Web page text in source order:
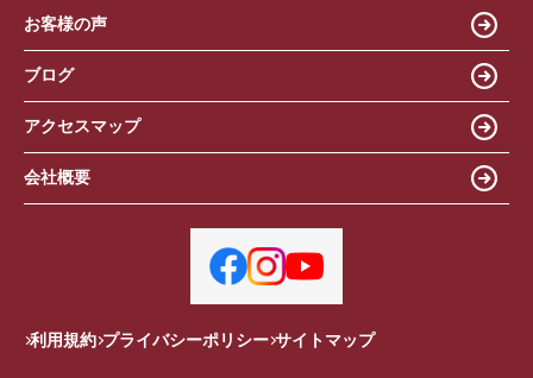
お客様の声
ブログ
アクセスマップ
会社概要
利用規約 プライバシーポリシー サイトマップ